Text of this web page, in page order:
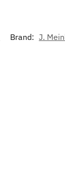
Brand: J.